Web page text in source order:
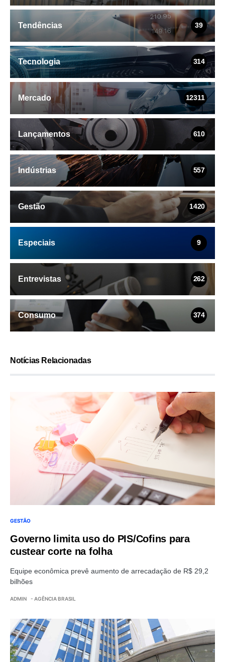
Tendências 39
Tecnologia 314
Mercado 12311
Lançamentos 610
Indústrias 557
Gestão 1420
Especiais 9
Entrevistas 262
Consumo 374
Notícias Relacionadas
GESTÃO
Governo limita uso do PIS/Cofins para
custear corte na folha
Equipe econômica prevê aumento de arrecadação de R$ 29,2
bilhões
ADMIN - AGÊNCIA BRASIL